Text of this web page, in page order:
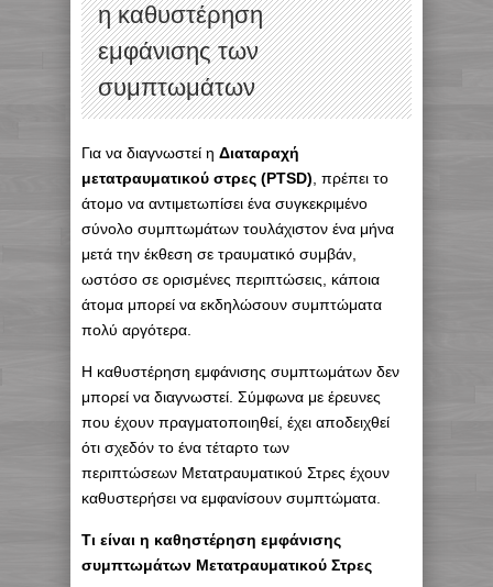
η καθυστέρηση
εμφάνισης των
συμπτωμάτων
Για να διαγνωστεί η Διαταραχή
μετατραυματικού στρες (PTSD) , πρέπει το
άτομο να αντιμετωπίσει ένα συγκεκριμένο
σύνολο συμπτωμάτων τουλάχιστον ένα μήνα
μετά την έκθεση σε τραυματικό συμβάν,
ωστόσο σε ορισμένες περιπτώσεις, κάποια
άτομα μπορεί να εκδηλώσουν συμπτώματα
πολύ αργότερα.
Η καθυστέρηση εμφάνισης συμπτωμάτων δεν
μπορεί να διαγνωστεί. Σύμφωνα με έρευνες
που έχουν πραγματοποιηθεί, έχει αποδειχθεί
ότι σχεδόν το ένα τέταρτο των
περιπτώσεων Μετατραυματικού Στρες έχουν
καθυστερήσει να εμφανίσουν συμπτώματα.
Τι είναι η καθηστέρηση εμφάνισης
συμπτωμάτων Μετατραυματικού Στρες